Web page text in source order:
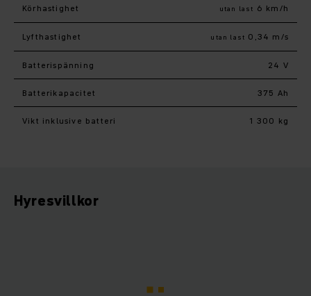
Körhastighet utan last 6 km/h
Lyfthastighet utan last 0,34 m/s
Batterispänning 24 V
Batterikapacitet 375 Ah
Vikt inklusive batteri 1 300 kg
Hyresvillkor